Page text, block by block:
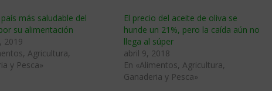
país más saludable del
su alimentación
2019
Agricultura,
y Pesca»
El precio del aceite de oliva se
hunde un 21%, pero la caída aún no
llega al súper
abril 9, 2018
En «Alimentos, Agricultura,
Ganaderia y Pesca»